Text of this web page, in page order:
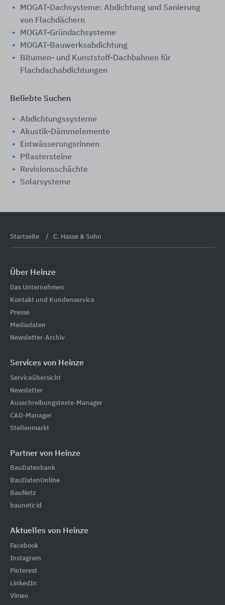
MOGAT-Dachsysteme: Abdichtung und Sanierung
von Flachdächern
MOGAT-Gründachsysteme
MOGAT-Bauwerksabdichtung
Bitumen- und Kunststoff-Dachbahnen für
Flachdachabdichtungen
Beliebte Suchen
Abdichtungssysteme
Akustik-Dämmelemente
Entwässerungsrinnen
Pflastersteine
Revisionsschächte
Solarsysteme
Startseite C. Hasse & Sohn
Über Heinze
Das Unternehmen
Kontakt und Kundenservice
Presse
Mediadaten
Newsletter-Archiv
Services von Heinze
Serviceübersicht
Newsletter
Ausschreibungstexte-Manager
CAD-Manager
Stellenmarkt
Partner von Heinze
BauDatenbank
BauDatenOnline
BauNetz
baunetz id
Aktuelles von Heinze
Facebook
Instagram
Pinterest
LinkedIn
Vimeo